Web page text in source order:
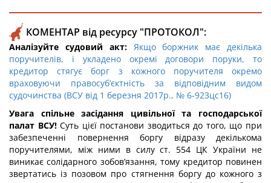
КОМЕНТАР від ресурсу "ПРОТОКОЛ":
Аналізуйте судовий акт: Якщо боржник має декілька
поручителів, і укладено окремі договори поруки, то
кредитор стягує борг з кожного поручителя окремо
враховуючи правосуб’єктність за відповідним видом
судочинства (ВСУ від 1 березня 2017р., № 6-923цс16)
Увага спільне засідання цивільної та господарської
палат ВСУ!Суть цієї постанови зводиться до того, що при
забезпеченні повернення боргу відразу декількома
поручителями, між ними в силу ст. 554 ЦК України не
виникає солідарного зобов’язання, тому кредитор повинен
звертатись із позовом про стягнення боргу до кожного з